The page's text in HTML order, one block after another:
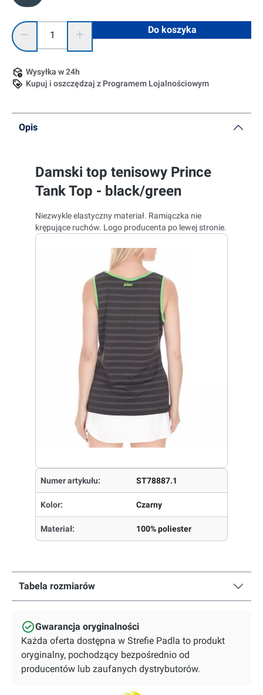
Ilość produktu: Wprowadź żądaną ilość lub użyj
Do koszyka
Wysyłka w 24h
Kupuj i oszczędzaj z Programem Lojalnościowym
Opis
Damski top tenisowy Prince
Tank Top - black/green
Niezwykle elastyczny materiał. Ramiączka nie
krępujące ruchów. Logo producenta po lewej stronie.
Numer artykułu: ST78887.1
Kolor: Czarny
Materiał: 100% poliester
Tabela rozmiarów
Gwarancja oryginalności
Każda oferta dostępna w Strefie Padla to produkt
oryginalny, pochodzący bezpośrednio od
producentów lub zaufanych dystrybutorów.